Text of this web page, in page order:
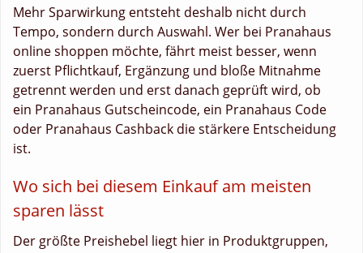
Mehr Sparwirkung entsteht deshalb nicht durch
Tempo, sondern durch Auswahl. Wer bei Pranahaus
online shoppen möchte, fährt meist besser, wenn
zuerst Pflichtkauf, Ergänzung und bloße Mitnahme
getrennt werden und erst danach geprüft wird, ob
ein Pranahaus Gutscheincode, ein Pranahaus Code
oder Pranahaus Cashback die stärkere Entscheidung
ist.
Wo sich bei diesem Einkauf am meisten
sparen lässt
Der größte Preishebel liegt hier in Produktgruppen,